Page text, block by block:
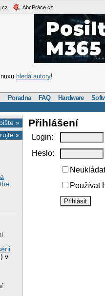
AbcPráce.cz
hledá autory!
Poradna FAQ Hardware
»
»
v
Přihlášení
Login:
Heslo:
Používat